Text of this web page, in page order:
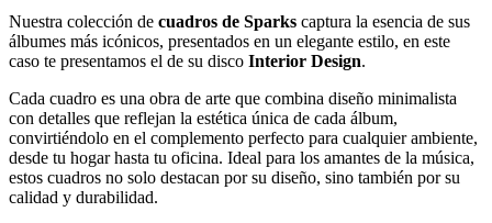
Nuestra colección de cuadros de Sparks captura la esencia de sus
álbumes más icónicos, presentados en un elegante estilo, en este
caso te presentamos el de su disco Interior Design.
Cada cuadro es una obra de arte que combina diseño minimalista
con detalles que reflejan la estética única de cada álbum,
convirtiéndolo en el complemento perfecto para cualquier ambiente,
desde tu hogar hasta tu oficina. Ideal para los amantes de la música,
estos cuadros no solo destacan por su diseño, sino también por su
calidad y durabilidad.